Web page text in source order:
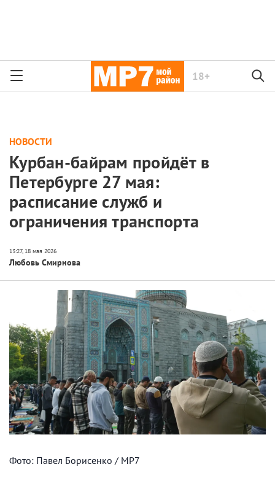
18+
НОВОСТИ
Курбан-байрам пройдёт в
Петербурге 27 мая:
расписание служб и
ограничения транспорта
Любовь Смирнова
Фото: Павел Борисенко / МР7